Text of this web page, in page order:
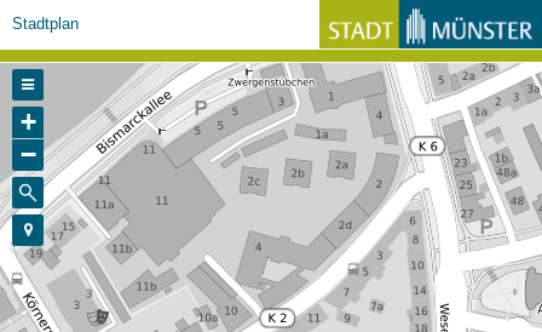
Stadtplan
+
−